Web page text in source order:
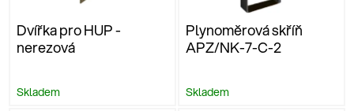
Dvířka pro HUP -
nerezová
Skladem
Plynoměrová skříň
APZ/NK-7-C-2
Skladem